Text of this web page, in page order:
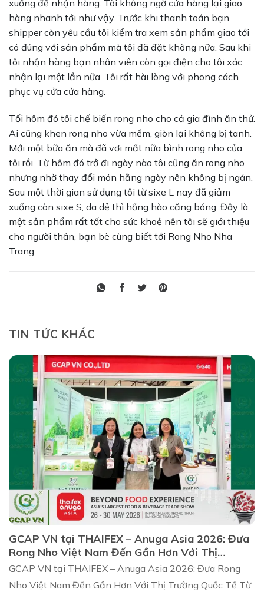
xuống để nhận hàng. Tôi không ngờ cửa hàng lại giao
hàng nhanh tới như vậy. Trước khi thanh toán bạn
shipper còn yêu cầu tôi kiểm tra xem sản phẩm giao tới
có đúng với sản phẩm mà tôi đã đặt không nữa. Sau khi
tôi nhận hàng bạn nhân viên còn gọi điện cho tôi xác
nhận lại một lần nữa. Tôi rất hài lòng với phong cách
phục vụ cửa cửa hàng.
Tối hôm đó tôi chế biến rong nho cho cả gia đình ăn thử.
Ai cũng khen rong nho vừa mềm, giòn lại không bị tanh.
Mới một bữa ăn mà đã vơi mất nữa bình rong nho của
tôi rồi. Từ hôm đó trở đi ngày nào tôi cũng ăn rong nho
nhưng nhờ thay đổi món hằng ngày nên không bị ngán.
Sau một thời gian sử dụng tôi từ sixe L nay đã giảm
xuống còn sixe S, da dẻ thì hồng hào căng bóng. Đây là
một sản phẩm rất tốt cho sức khoẻ nên tôi sẽ giới thiệu
cho người thân, bạn bè cùng biết tới Rong Nho Nha
Trang.
TIN TỨC KHÁC
GCAP VN tại THAIFEX – Anuga Asia 2026: Đưa
Rong Nho Việt Nam Đến Gần Hơn Với Thị
Trường Quốc Tế
GCAP VN tại THAIFEX – Anuga Asia 2026: Đưa Rong
Nho Việt Nam Đến Gần Hơn Với Thị Trường Quốc Tế Từ